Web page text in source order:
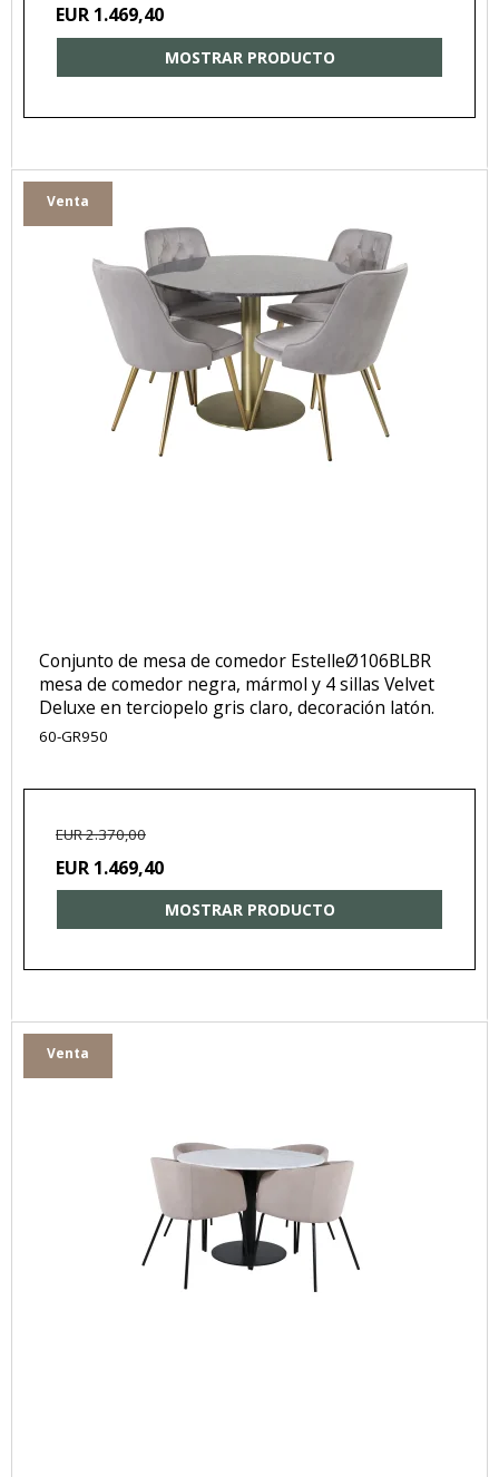
EUR 1.469,40
MOSTRAR PRODUCTO
Venta
Conjunto de mesa de comedor EstelleØ106BLBR
mesa de comedor negra, mármol y 4 sillas Velvet
Deluxe en terciopelo gris claro, decoración latón.
60-GR950
EUR 2.370,00
EUR 1.469,40
MOSTRAR PRODUCTO
Venta